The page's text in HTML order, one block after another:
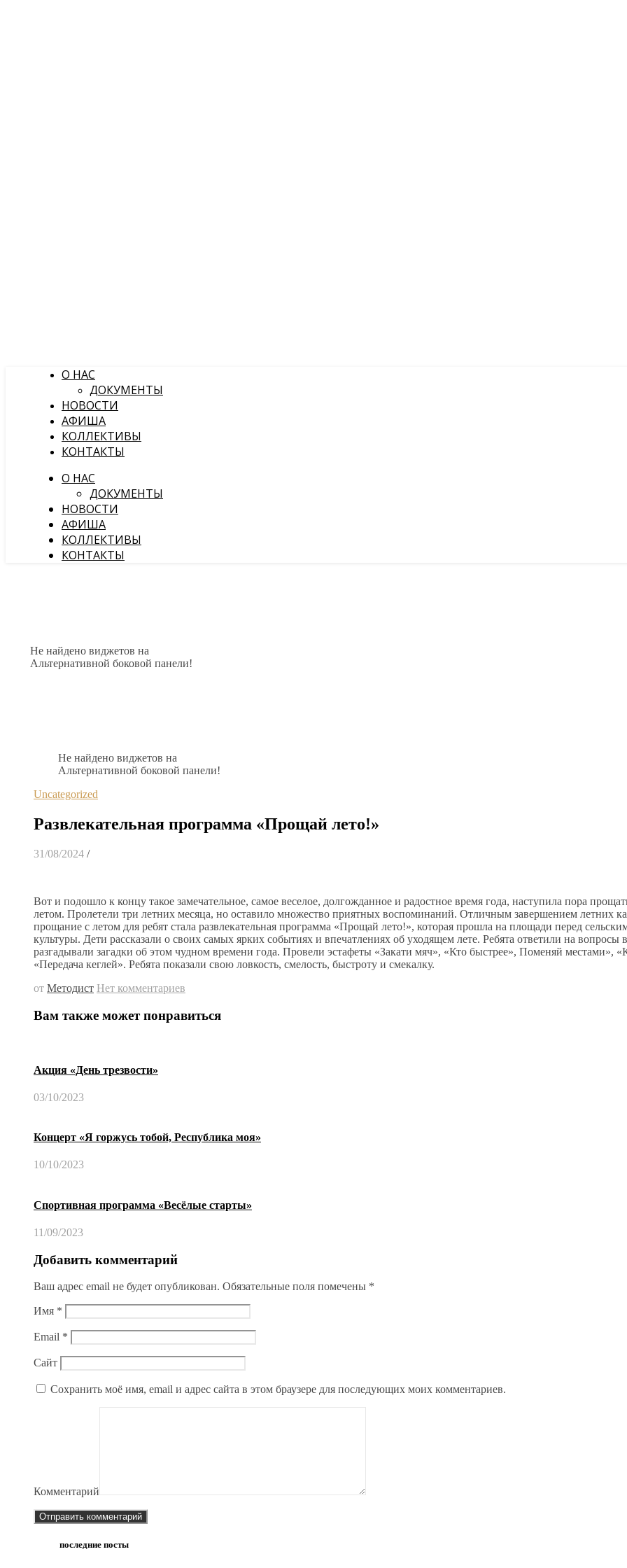
О НАС
ДОКУМЕНТЫ
НОВОСТИ
АФИША
КОЛЛЕКТИВЫ
КОНТАКТЫ
О НАС
ДОКУМЕНТЫ
НОВОСТИ
АФИША
КОЛЛЕКТИВЫ
КОНТАКТЫ
Не найдено виджетов на
Альтернативной боковой панели!
Не найдено виджетов на
Альтернативной боковой панели!
Uncategorized
Развлекательная программа «Прощай лето!»
31/08/2024 /
Вот и подошло к концу такое замечательное, самое веселое, долгожданное и радостное время года, наступила пора
летом. Пролетели три летних месяца, но оставило множество приятных воспоминаний. Отличным завершением летних
прощание с летом для ребят стала развлекательная программа «Прощай лето!», которая прошла на площади перед
культуры. Дети рассказали о своих самых ярких событиях и впечатлениях об уходящем лете. Ребята ответили на вопросы
разгадывали загадки об этом чудном времени года. Провели эстафеты «Закати мяч», «Кто быстрее», Поменяй местами»,
«Передача кеглей». Ребята показали свою ловкость, смелость, быстроту и смекалку.
от Методист Нет комментариев
Вам также может понравиться
Акция «День трезвости»
03/10/2023
Концерт «Я горжусь тобой, Республика моя»
10/10/2023
Спортивная программа «Весёлые старты»
11/09/2023
Добавить комментарий
Ваш адрес email не будет опубликован. Обязательные поля помечены *
Имя *
Email *
Сайт
Сохранить моё имя, email и адрес сайта в этом браузере для последующих моих комментариев.
Комментарий
последние посты